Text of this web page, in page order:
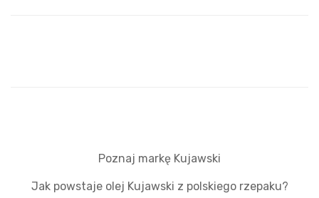
Poznaj markę Kujawski
Jak powstaje olej Kujawski z polskiego rzepaku?